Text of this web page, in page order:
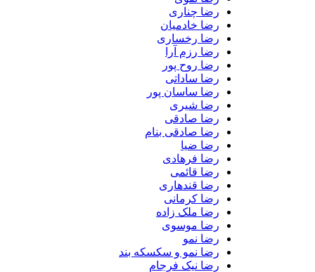
رضا چناری
رضا خادمیان
رضا رخساری
رضا رزم آرا
رضا روح پور
رضا ساداتی
رضا ساسان پور
رضا شیری
رضا صادقی
رضا صادقی بنام
رضا ضیا
رضا فرهادی
رضا قائمی
رضا قندهاری
رضا کرمانی
رضا ملک زاده
رضا موسوی
رضا نمو
رضا نمو و سکسکه بند
رضا نیک فرجام